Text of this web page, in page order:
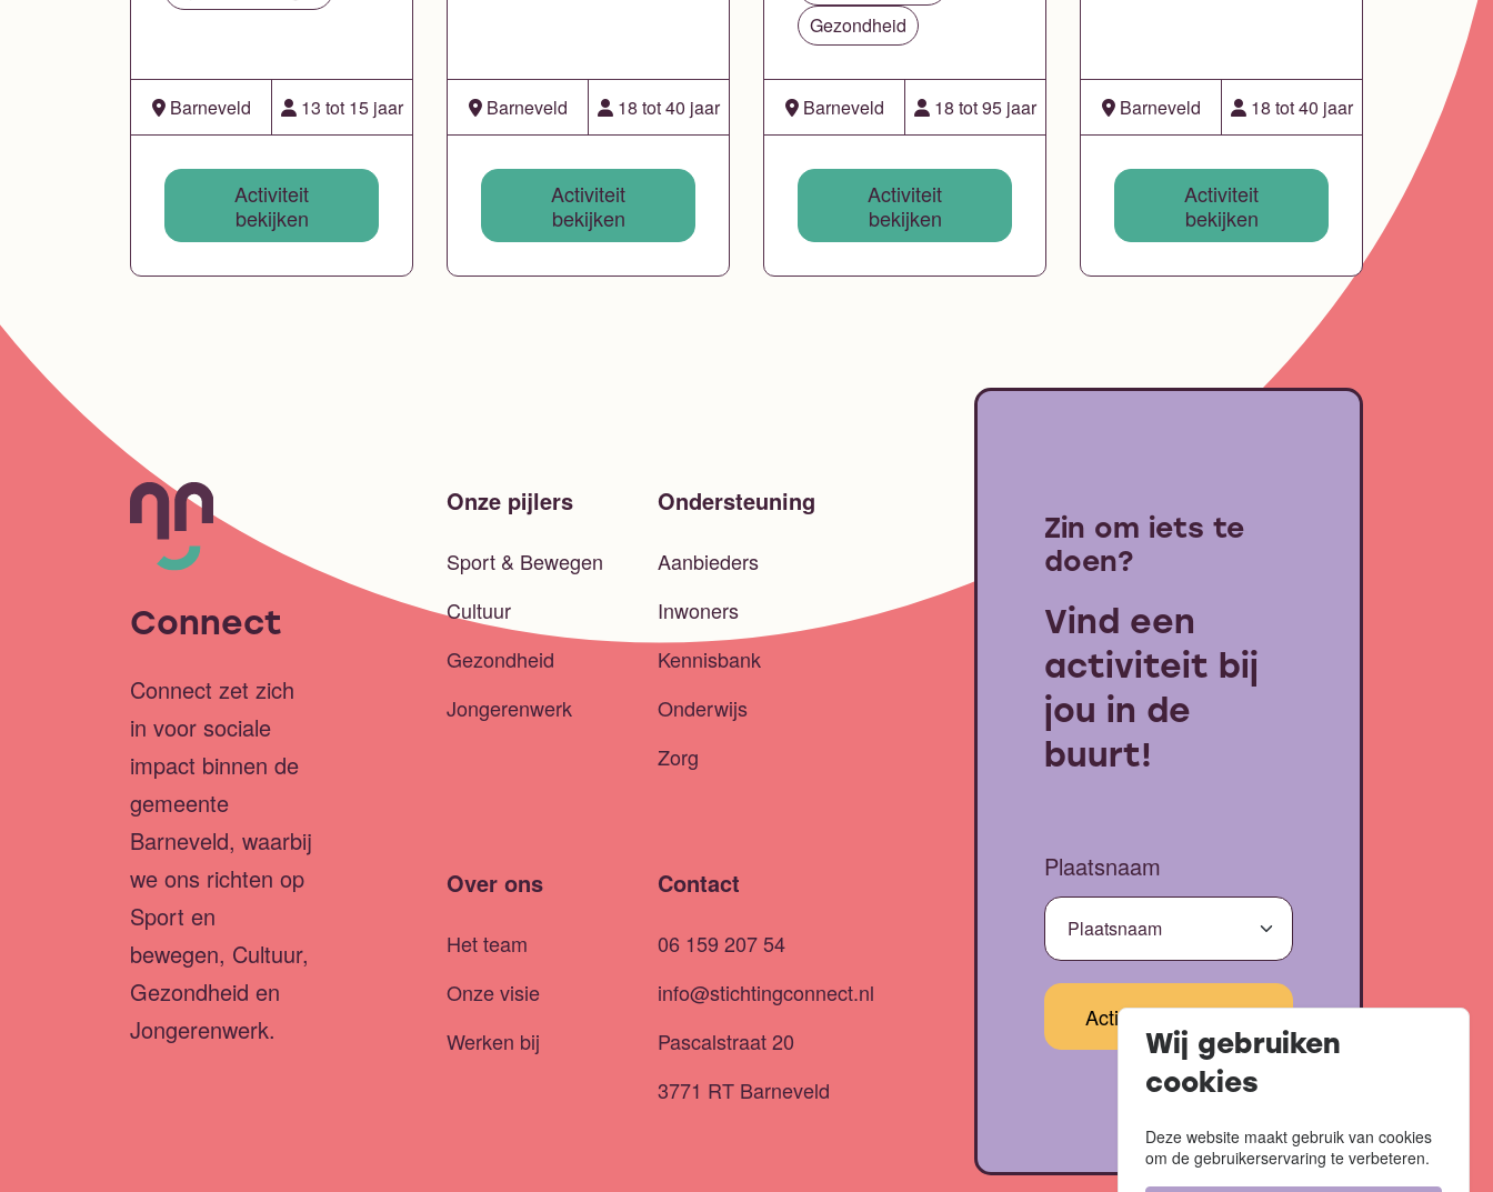
Barneveld 13 tot 15 jaar
Activiteit
bekijken
Barneveld 18 tot 40 jaar
Activiteit
bekijken
Gezondheid
Barneveld 18 tot 95 jaar
Activiteit
bekijken
Barneveld 18 tot 40 jaar
Activiteit
bekijken
Connect
Connect zet zich
in voor sociale
impact binnen de
gemeente
Barneveld, waarbij
we ons richten op
Sport en
bewegen, Cultuur,
Gezondheid en
Jongerenwerk.
Onze pijlers
Sport & Bewegen
Cultuur
Gezondheid
Jongerenwerk
Ondersteuning
Aanbieders
Inwoners
Kennisbank
Onderwijs
Zorg
Over ons
Het team
Onze visie
Werken bij
Contact
06 159 207 54
info@stichtingconnect.nl
Pascalstraat 20
3771 RT Barneveld
Zin om iets te
doen?
Vind een
activiteit bij
jou in de
buurt!
Plaatsnaam
Wij gebruiken
cookies
Deze website maakt gebruik van cookies
om de gebruikerservaring te verbeteren.